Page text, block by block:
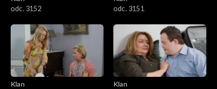
odc. 3152
odc. 3151
Klan
Klan